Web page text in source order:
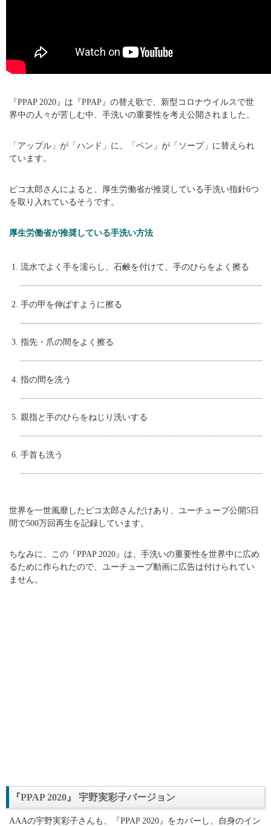
『PPAP 2020』は『PPAP』の替え歌で、新型コロナウイルスで世
界中の人々が苦しむ中、手洗いの重要性を考え公開されました。
「アップル」が「ハンド」に、「ペン」が「ソープ」に替えられ
ています。
ピコ太郎さんによると、厚生労働省が推奨している手洗い指針6つ
を取り入れているそうです。
厚生労働省が推奨している手洗い方法
流水でよく手を濡らし、石鹸を付けて、手のひらをよく擦る
手の甲を伸ばすように擦る
指先・爪の間をよく擦る
指の間を洗う
親指と手のひらをねじり洗いする
手首も洗う
世界を一世風靡したピコ太郎さんだけあり、ユーチューブ公開5日
間で500万回再生を記録しています。
ちなみに、この『PPAP 2020』は、手洗いの重要性を世界中に広め
るために作られたので、ユーチューブ動画に広告は付けられてい
ません。
『PPAP 2020』 宇野実彩子バージョン
AAAの宇野実彩子さんも、『PPAP 2020』をカバーし、自身のイン